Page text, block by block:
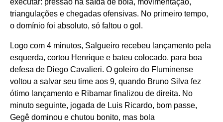
executar: pressão na saída de bola, movimentação,
triangulações e chegadas ofensivas. No primeiro tempo,
o domínio foi absoluto, só faltou o gol.
Logo com 4 minutos, Salgueiro recebeu lançamento pela
esquerda, cortou Henrique e bateu colocado, para boa
defesa de Diego Cavalieri. O goleiro do Fluminense
voltou a salvar seu time aos 9, quando Bruno Silva fez
ótimo lançamento e Ribamar finalizou de direita. No
minuto seguinte, jogada de Luis Ricardo, bom passe,
Gegê dominou e chutou bonito, mas bola